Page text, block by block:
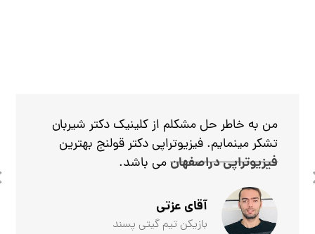
من به خاطر حل مشکلم از کلینیک دکتر شیربان
تشکر مینمایم. فیزیوتراپی دکتر قولنج بهترین
فیزیوتراپی دراصفهانمی باشد.
آقای عزتی
بازیکن تیم گیتی پسند